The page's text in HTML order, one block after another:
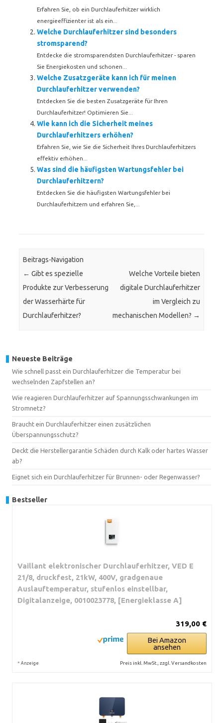
Erfahren Sie, ob ein Durchlauferhitzer wirklich
energieeffizienter ist als ein...
Welche Durchlauferhitzer sind besonders
stromsparend?
Entdecke die stromsparendsten Durchlauferhitzer - sparen
Sie Energiekosten und schonen...
Welche Zusatzgeräte kann ich für meinen
Durchlauferhitzer verwenden?
Entdecken Sie die besten Zusatzgeräte für Ihren
Durchlauferhitzer! Optimieren Sie...
Wie kann ich die Sicherheit meines
Durchlauferhitzers erhöhen?
Erfahren Sie, wie Sie die Sicherheit Ihres Durchlauferhitzers
effektiv erhöhen...
Was sind die häufigsten Wartungsfehler bei
Durchlauferhitzern?
Entdecken Sie die häufigsten Wartungsfehler bei
Durchlauferhitzern und erfahren Sie,...
Beitrags-Navigation
← Gibt es spezielle
Produkte zur Verbesserung
der Wasserhärte für
Durchlauferhitzer?
Welche Vorteile bieten
digitale Durchlauferhitzer
im Vergleich zu
mechanischen Modellen? →
Neueste Beiträge
Wie schnell passt ein Durchlauferhitzer die Temperatur bei
wechselnden Zapfstellen an?
Wie reagieren Durchlauferhitzer auf Spannungsschwankungen im
Stromnetz?
Braucht ein Durchlauferhitzer einen zusätzlichen
Überspannungsschutz?
Deckt die Herstellergarantie Schäden durch Kalk oder hartes Wasser
ab?
Eignet sich ein Durchlauferhitzer für Brunnen- oder Regenwasser?
Bestseller
Vaillant elektronischer Durchlauferhitzer, VED E
21/8, druckfest, 21kW, 400V, gradgenaue
Auslauftemperatur, stufenlos einstellbar,
Digitalanzeige, 0010023778, [Energieklasse A]
319,00 €
Bei Amazon
ansehen
* Anzeige Preis inkl. MwSt., zzgl. Versandkosten